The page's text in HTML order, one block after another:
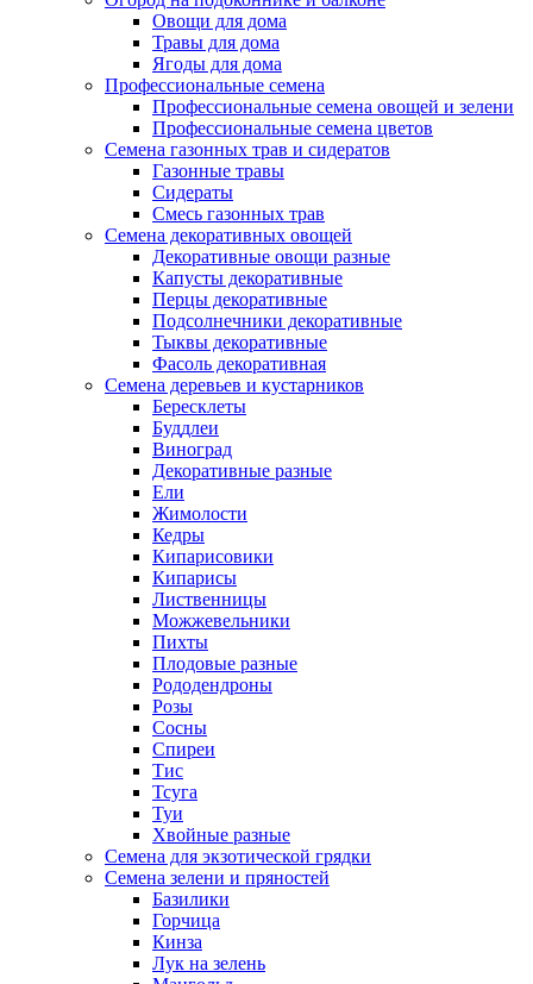
Овощи для дома
Травы для дома
Ягоды для дома
Профессиональные семена
Профессиональные семена овощей и зелени
Профессиональные семена цветов
Семена газонных трав и сидератов
Газонные травы
Сидераты
Смесь газонных трав
Семена декоративных овощей
Декоративные овощи разные
Капусты декоративные
Перцы декоративные
Подсолнечники декоративные
Тыквы декоративные
Фасоль декоративная
Семена деревьев и кустарников
Бересклеты
Буддлеи
Виноград
Декоративные разные
Ели
Жимолости
Кедры
Кипарисовики
Кипарисы
Лиственницы
Можжевельники
Пихты
Плодовые разные
Рододендроны
Розы
Сосны
Спиреи
Тис
Тсуга
Туи
Хвойные разные
Семена для экзотической грядки
Семена зелени и пряностей
Базилики
Горчица
Кинза
Лук на зелень